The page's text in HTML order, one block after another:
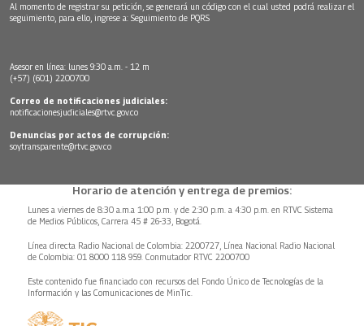
Al momento de registrar su petición, se generará un código con el cual usted podrá realizar el
seguimiento, para ello, ingrese a: Seguimiento de PQRS
Asesor en línea: lunes 9:30 a.m. - 12 m
(+57) (601) 2200700
Correo de notificaciones judiciales:
notificacionesjudiciales@rtvc.gov.co
Denuncias por actos de corrupción:
soytransparente@rtvc.gov.co
Horario de atención y entrega de premios:
Lunes a viernes de 8:30 a.m.a 1:00 p.m. y de 2:30 p.m. a 4:30 p.m. en RTVC Sistema
de Medios Públicos, Carrera 45 # 26-33, Bogotá.
Línea directa Radio Nacional de Colombia: 2200727, Línea Nacional Radio Nacional
de Colombia: 01 8000 118 959. Conmutador RTVC 2200700
Este contenido fue financiado con recursos del Fondo Único de Tecnologías de la
Información y las Comunicaciones de MinTic.